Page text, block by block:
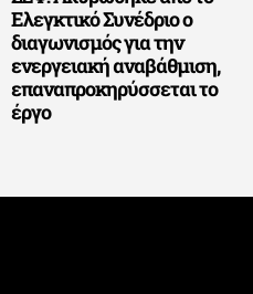
Ελεγκτικό Συνέδριο ο
διαγωνισμός για την
ενεργειακή αναβάθμιση,
επαναπροκηρύσσεται το
έργο